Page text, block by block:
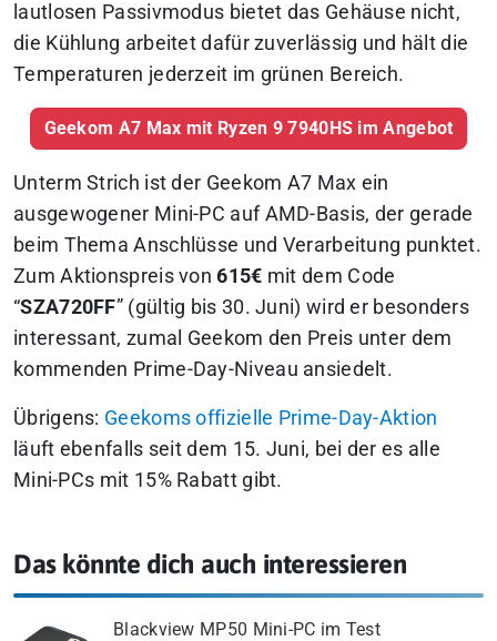
lautlosen Passivmodus bietet das Gehäuse nicht,
die Kühlung arbeitet dafür zuverlässig und hält die
Temperaturen jederzeit im grünen Bereich.
Geekom A7 Max mit Ryzen 9 7940HS im Angebot
Unterm Strich ist der Geekom A7 Max ein
ausgewogener Mini-PC auf AMD-Basis, der gerade
beim Thema Anschlüsse und Verarbeitung punktet.
Zum Aktionspreis von615€ mit dem Code
“SZA720FF” (gültig bis 30. Juni) wird er besonders
interessant, zumal Geekom den Preis unter dem
kommenden Prime-Day-Niveau ansiedelt.
Übrigens: Geekoms offizielle Prime-Day-Aktion
läuft ebenfalls seit dem 15. Juni, bei der es alle
Mini-PCs mit 15% Rabatt gibt.
Das könnte dich auch interessieren
Blackview MP50 Mini-PC im Test